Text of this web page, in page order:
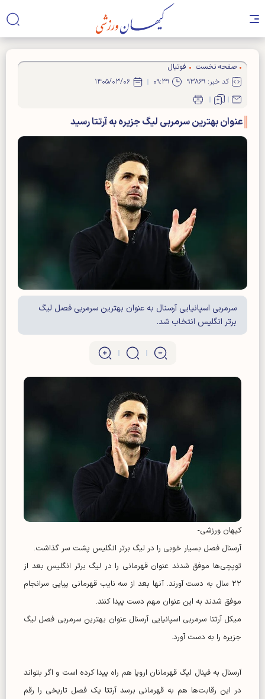
صفحه نخست
فوتبال
کد خبر: ۹۳۸۶۹
۰۹:۳۹ ۱۴۰۵/۰۳/۰۶
عنوان بهترین سرمربی لیگ جزیره به آرتتا رسید
سرمربی اسپانیایی آرسنال به عنوان بهترین سرمربی فصل لیگ
برتر انگلیس انتخاب شد.
کیهان ورزشی-
آرسنال فصل بسیار خوبی را در لیگ برتر انگلیس پشت سر گذاشت.
توپچی‌ها موفق شدند عنوان قهرمانی را در لیگ برتر انگلیس بعد از
۲۲ سال به دست آورند. آنها بعد از سه نایب قهرمانی پیاپی سرانجام
موفق شدند به این عنوان مهم دست پیدا کنند.
میکل آرتتا سرمربی اسپانیایی آرسنال عنوان بهترین سرمربی فصل لیگ
جزیره را به دست آورد.
آرسنال به فینال لیگ قهرمانان اروپا هم راه پیدا کرده است و اگر بتواند
در این رقابت‌ها هم به قهرمانی برسد آرتتا یک فصل تاریخی را رقم